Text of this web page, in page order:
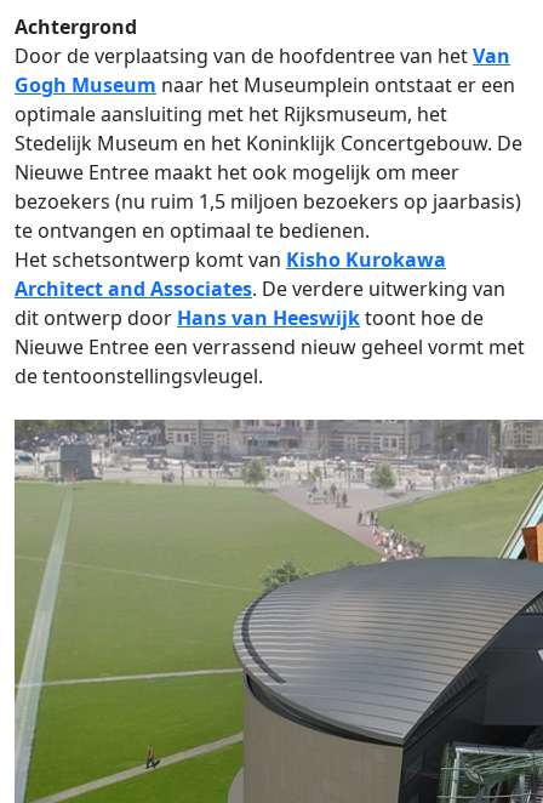
Achtergrond
Door de verplaatsing van de hoofdentree van hetVan
Gogh Museum naar het Museumplein ontstaat er een
optimale aansluiting met het Rijksmuseum, het
Stedelijk Museum en het Koninklijk Concertgebouw. De
Nieuwe Entree maakt het ook mogelijk om meer
bezoekers (nu ruim 1,5 miljoen bezoekers op jaarbasis)
te ontvangen en optimaal te bedienen.
Het schetsontwerp komt van Kisho Kurokawa
Architect and Associates. De verdere uitwerking van
dit ontwerp door Hans van Heeswijktoont hoe de
Nieuwe Entree een verrassend nieuw geheel vormt met
de tentoonstellingsvleugel.